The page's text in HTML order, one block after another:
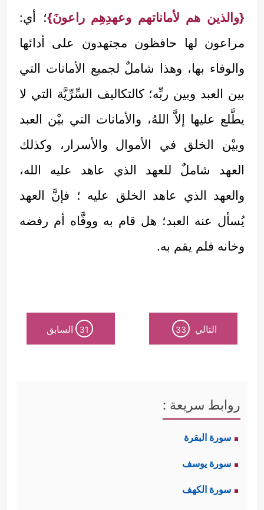
{والذين هم لأماناتهم وعهدِهِم راعونَ}؛ أي:
مراعون لها حافظون مجتهدون على أدائها
والوفاء بها، وهذا شاملٌ لجميع الأمانات التي
بين العبد وبين ربِّه؛ كالتكاليف السِّرِّيَّة التي لا
يطَّلع عليها إلاَّ اللهُ، والأمانات التي بيْن العبد
وبيْن الخلق في الأموال والأسرار، وكذلك
العهد شاملٌ للعهد الذي عاهد عليه الله،
والعهد الذي عاهد الخلق عليه ؛ فإنَّ العهد
يُسأل عنه العبد؛ هل قام به ووفَّاه أم رفضه
وخانه فلم يقم به.
التالي 33
31 السابق
روابط سريعة :
سورة البقرة
سورة يوسف
سورة الكهف